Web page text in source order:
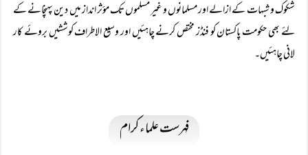
شکوک و شبہات کے ازالے اور مسلمانوں و غیر مسلموں تک مؤثر انداز میں دین پہنچانے کے
لئے بھی حکومت پاکستان کو فنڈز مختص کرنے چاہئیں اور وسیع الاطراف کوششیں بروئے کار
لانی چاہئیں۔
فہرست علماء کرام